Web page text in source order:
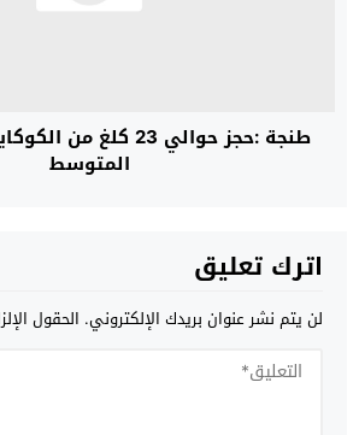
طنجة :حجز حوالي 23 كلغ
المتوسط
اترك تعليق
لن يتم نشر عنوان بريدك الإلكتروني. الحقول